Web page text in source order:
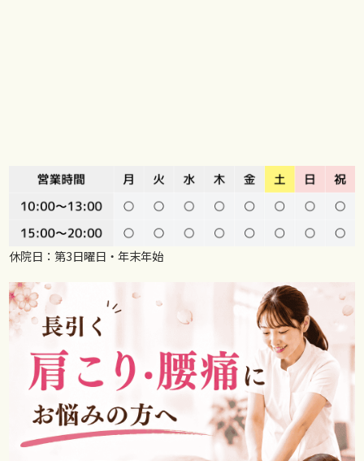
休院日：第3日曜日・年末年始